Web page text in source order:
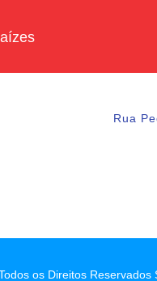
Rua
os Direitos Reservados